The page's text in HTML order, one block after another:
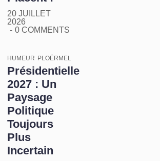
20 JUILLET
2026
0 COMMENTS
HUMEUR PLOËRMEL
Présidentielle
2027 : Un
Paysage
Politique
Toujours
Plus
Incertain